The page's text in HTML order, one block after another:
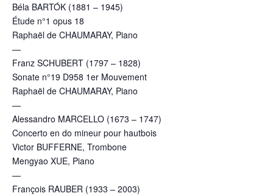
Béla BARTÓK (1881 – 1945)
Étude n°1 opus 18
Raphaël de CHAUMARAY, Piano
—
Franz SCHUBERT (1797 – 1828)
Sonate n°19 D958 1er Mouvement
Raphaël de CHAUMARAY, Piano
—
Alessandro MARCELLO (1673 – 1747)
Concerto en do mineur pour hautbois
Victor BUFFERNE, Trombone
Mengyao XUE, Piano
—
François RAUBER (1933 – 2003)